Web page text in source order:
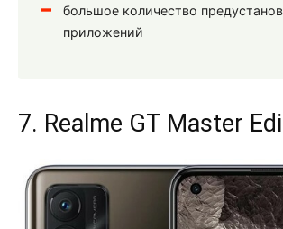
большое количество
приложений
7. Realme GT Master